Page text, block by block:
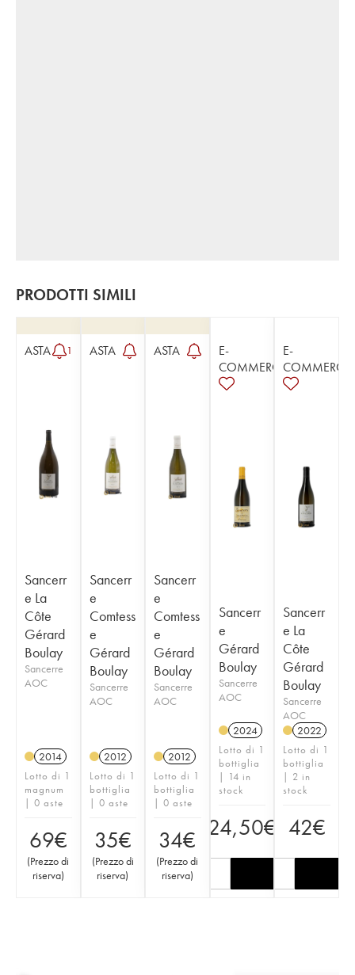
PRODOTTI SIMILI
ASTA 1
Sancerr
e La
Côte
Gérard
Boulay
Sancerre
AOC
2014
Lotto di 1
magnum
| 0 aste
69€
(Prezzo di
riserva)
ASTA
Sancerr
e
Comtess
e
Gérard
Boulay
Sancerre
AOC
2012
Lotto di 1
bottiglia
| 0 aste
35€
(Prezzo di
riserva)
ASTA
Sancerr
e
Comtess
e
Gérard
Boulay
Sancerre
AOC
2012
Lotto di 1
bottiglia
| 0 aste
34€
(Prezzo di
riserva)
E-
COMMERCE
Sancerr
e
Gérard
Boulay
Sancerre
AOC
2024
Lotto di 1
bottiglia
| 14 in
stock
24,50€
E-
COMMERCE
Sancerr
e La
Côte
Gérard
Boulay
Sancerre
AOC
2022
Lotto di 1
bottiglia
| 2 in
stock
42€